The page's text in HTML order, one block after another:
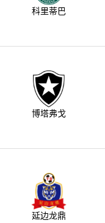
科里蒂巴
博塔弗戈
延边龙鼎